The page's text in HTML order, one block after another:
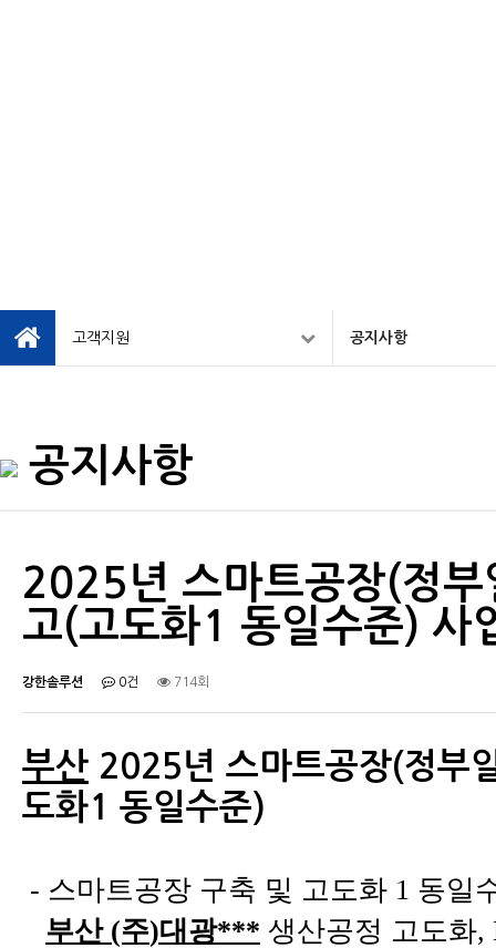
고객지원 공지사항
공지사항
2025년 스마트공장(정
고(고도화1 동일수준) 사
강한솔루션 0건 714회
부산 2025년 스마트공장(정부
도화1 동일수준)
- 스마트공장 구축 및 고도화 1 동일
부산 (주)대광*** 생산공정 고도화,